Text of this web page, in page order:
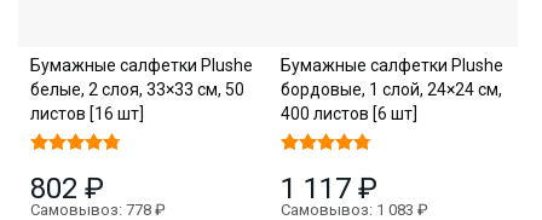
Бумажные салфетки Plushe
белые, 2 слоя, 33×33 см, 50
листов [16 шт]
802 ₽
Самовывоз: 778 ₽
Бумажные салфетки Plushe
бордовые, 1 слой, 24×24 см,
400 листов [6 шт]
1 117 ₽
Самовывоз: 1 083 ₽